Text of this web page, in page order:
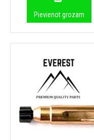
Pievienot grozam